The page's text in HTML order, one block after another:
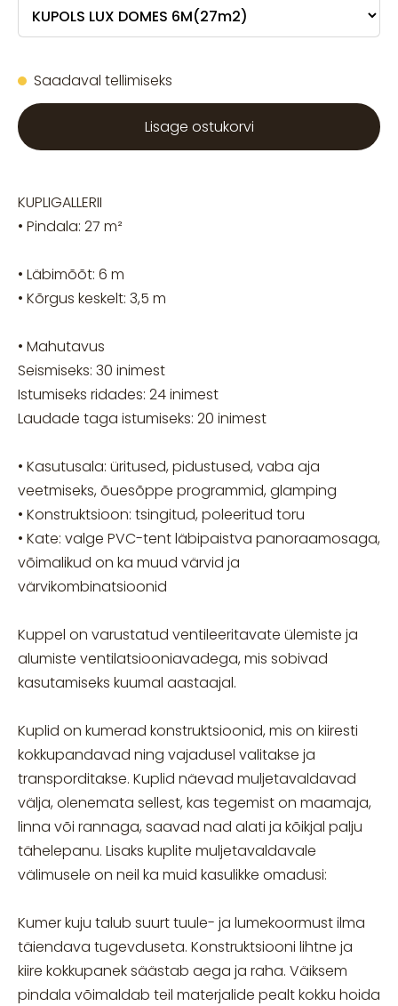
Saadaval tellimiseks
Lisage ostukorvi
KUPLIGALLERII
• Pindala: 27 m²
• Läbimõõt: 6 m
• Kõrgus keskelt: 3,5 m
• Mahutavus
Seismiseks: 30 inimest
Istumiseks ridades: 24 inimest
Laudade taga istumiseks: 20 inimest
• Kasutusala: üritused, pidustused, vaba aja
veetmiseks, õuesõppe programmid, glamping
• Konstruktsioon: tsingitud, poleeritud toru
• Kate: valge PVC-tent läbipaistva panoraamosaga,
võimalikud on ka muud värvid ja
värvikombinatsioonid
Kuppel on varustatud ventileeritavate ülemiste ja
alumiste ventilatsiooniavadega, mis sobivad
kasutamiseks kuumal aastaajal.
Kuplid on kumerad konstruktsioonid, mis on kiiresti
kokkupandavad ning vajadusel valitakse ja
transporditakse. Kuplid näevad muljetavaldavad
välja, olenemata sellest, kas tegemist on maamaja,
linna või rannaga, saavad nad alati ja kõikjal palju
tähelepanu. Lisaks kuplite muljetavaldavale
välimusele on neil ka muid kasulikke omadusi:
Kumer kuju talub suurt tuule- ja lumekoormust ilma
täiendava tugevduseta. Konstruktsiooni lihtne ja
kiire kokkupanek säästab aega ja raha. Väiksem
pindala võimaldab teil materjalide pealt kokku hoida